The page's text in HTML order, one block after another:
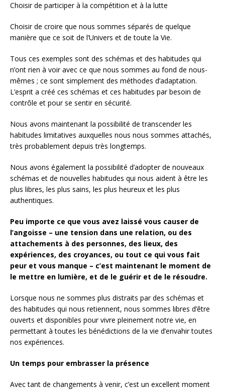
Choisir de participer à la compétition et à la lutte
Choisir de croire que nous sommes séparés de quelque
manière que ce soit de l’Univers et de toute la Vie.
Tous ces exemples sont des schémas et des habitudes qui
n’ont rien à voir avec ce que nous sommes au fond de nous-
mêmes ; ce sont simplement des méthodes d’adaptation.
L’esprit a créé ces schémas et ces habitudes par besoin de
contrôle et pour se sentir en sécurité.
Nous avons maintenant la possibilité de transcender les
habitudes limitatives auxquelles nous nous sommes attachés,
très probablement depuis très longtemps.
Nous avons également la possibilité d’adopter de nouveaux
schémas et de nouvelles habitudes qui nous aident à être les
plus libres, les plus sains, les plus heureux et les plus
authentiques.
Peu importe ce que vous avez laissé vous causer de
l’angoisse – une tension dans une relation, ou des
attachements à des personnes, des lieux, des
expériences, des croyances, ou tout ce qui vous fait
peur et vous manque – c’est maintenant le moment de
le mettre en lumière, et de le guérir et de le résoudre.
Lorsque nous ne sommes plus distraits par des schémas et
des habitudes qui nous retiennent, nous sommes libres d’être
ouverts et disponibles pour vivre pleinement notre vie, en
permettant à toutes les bénédictions de la vie d’envahir toutes
nos expériences.
Un temps pour embrasser la présence
Avec tant de changements à venir, c’est un excellent moment